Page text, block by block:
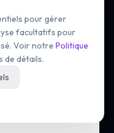
pour gérer
facultatifs pour
Voir notre Politique
de détails.